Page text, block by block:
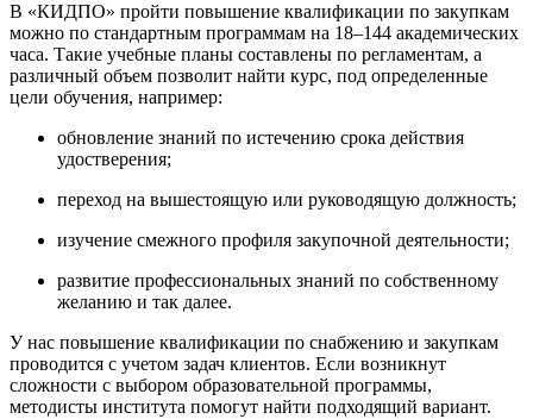
В «КИДПО» пройти повышение квалификации по закупкам
можно по стандартным программам на 18–144 академических
часа. Такие учебные планы составлены по регламентам, а
различный объем позволит найти курс, под определенные
цели обучения, например:
обновление знаний по истечению срока действия
удостверения;
переход на вышестоящую или руководящую должность;
изучение смежного профиля закупочной деятельности;
развитие профессиональных знаний по собственному
желанию и так далее.
У нас повышение квалификации по снабжению и закупкам
проводится с учетом задач клиентов. Если возникнут
сложности с выбором образовательной программы,
методисты института помогут найти подходящий вариант.